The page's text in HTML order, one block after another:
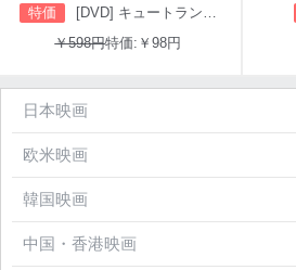
特価
[DVD] キュートランスフォーマー 帰ってきたコンボイの謎
￥598円特価:￥98円
日本映画
欧米映画
韓国映画
中国・香港映画